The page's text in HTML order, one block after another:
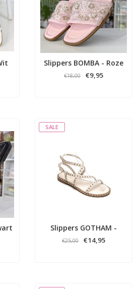
Slippers BOMBA - Roze
€18,00 €9,95
SALE
Slippers GOTHAM -
Beige
€25,00 €14,95